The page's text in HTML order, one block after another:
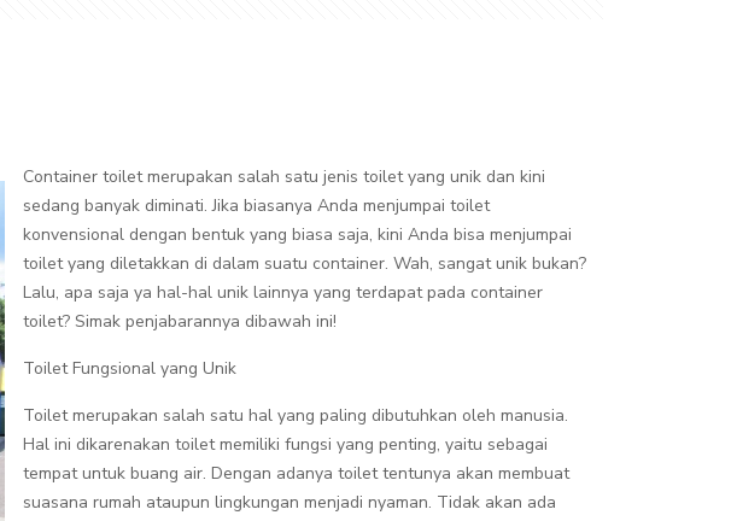
Container toilet merupakan salah satu jenis toilet yang unik dan kini
sedang banyak diminati. Jika biasanya Anda menjumpai toilet
konvensional dengan bentuk yang biasa saja, kini Anda bisa menjumpai
toilet yang diletakkan di dalam suatu container. Wah, sangat unik bukan?
Lalu, apa saja ya hal-hal unik lainnya yang terdapat pada container
toilet? Simak penjabarannya dibawah ini!
Toilet Fungsional yang Unik
Toilet merupakan salah satu hal yang paling dibutuhkan oleh manusia.
Hal ini dikarenakan toilet memiliki fungsi yang penting, yaitu sebagai
tempat untuk buang air. Dengan adanya toilet tentunya akan membuat
suasana rumah ataupun lingkungan menjadi nyaman. Tidak akan ada